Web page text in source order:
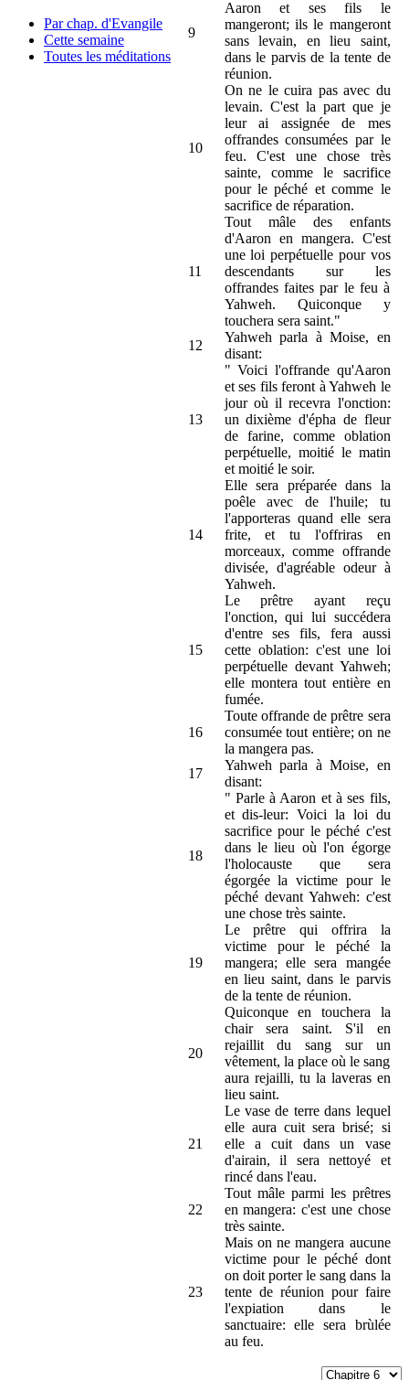
Par chap. d'Evangile
Cette semaine
Toutes les méditations
9
Aaron et ses fils le
mangeront; ils le mangeront
sans levain, en lieu saint,
dans le parvis de la tente de
réunion.
10
On ne le cuira pas avec du
levain. C'est la part que je
leur ai assignée de mes
offrandes consumées par le
feu. C'est une chose très
sainte, comme le sacrifice
pour le péché et comme le
sacrifice de réparation.
11
Tout mâle des enfants
d'Aaron en mangera. C'est
une loi perpétuelle pour vos
descendants sur les
offrandes faites par le feu à
Yahweh. Quiconque y
touchera sera saint."
12
Yahweh parla à Moise, en
disant:
13
" Voici l'offrande qu'Aaron
et ses fils feront à Yahweh le
jour où il recevra l'onction:
un dixième d'épha de fleur
de farine, comme oblation
perpétuelle, moitié le matin
et moitié le soir.
14
Elle sera préparée dans la
poêle avec de l'huile; tu
l'apporteras quand elle sera
frite, et tu l'offriras en
morceaux, comme offrande
divisée, d'agréable odeur à
Yahweh.
15
Le prêtre ayant reçu
l'onction, qui lui succédera
d'entre ses fils, fera aussi
cette oblation: c'est une loi
perpétuelle devant Yahweh;
elle montera tout entière en
fumée.
16
Toute offrande de prêtre sera
consumée tout entière; on ne
la mangera pas.
17
Yahweh parla à Moise, en
disant:
18
" Parle à Aaron et à ses fils,
et dis-leur: Voici la loi du
sacrifice pour le péché c'est
dans le lieu où l'on égorge
l'holocauste que sera
égorgée la victime pour le
péché devant Yahweh: c'est
une chose très sainte.
19
Le prêtre qui offrira la
victime pour le péché la
mangera; elle sera mangée
en lieu saint, dans le parvis
de la tente de réunion.
20
Quiconque en touchera la
chair sera saint. S'il en
rejaillit du sang sur un
vêtement, la place où le sang
aura rejailli, tu la laveras en
lieu saint.
21
Le vase de terre dans lequel
elle aura cuit sera brisé; si
elle a cuit dans un vase
d'airain, il sera nettoyé et
rincé dans l'eau.
22
Tout mâle parmi les prêtres
en mangera: c'est une chose
très sainte.
23
Mais on ne mangera aucune
victime pour le péché dont
on doit porter le sang dans la
tente de réunion pour faire
l'expiation dans le
sanctuaire: elle sera brùlée
au feu.